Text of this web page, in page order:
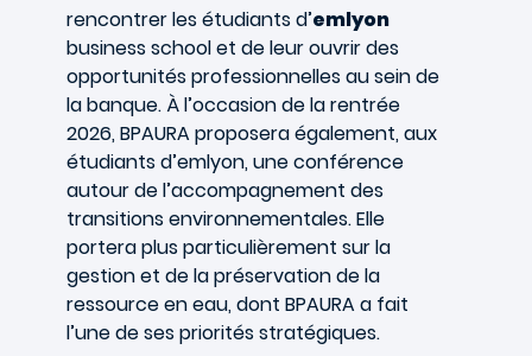
rencontrer les étudiants d’emlyon
business school et de leur ouvrir des
opportunités professionnelles au sein de
la banque. À l’occasion de la rentrée
2026, BPAURA proposera également, aux
étudiants d’emlyon, une conférence
autour de l’accompagnement des
transitions environnementales. Elle
portera plus particulièrement sur la
gestion et de la préservation de la
ressource en eau, dont BPAURA a fait
l’une de ses priorités stratégiques.